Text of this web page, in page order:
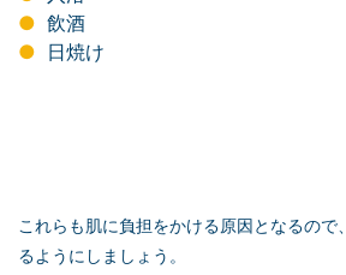
飲酒
日焼け
これらも肌に負担をかける原因となるので、
るようにしましょう。